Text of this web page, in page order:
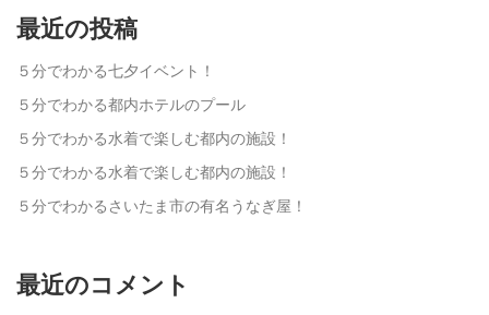
最近の投稿
５分でわかる七夕イベント！
５分でわかる都内ホテルのプール
５分でわかる水着で楽しむ都内の施設！
５分でわかる水着で楽しむ都内の施設！
５分でわかるさいたま市の有名うなぎ屋！
最近のコメント